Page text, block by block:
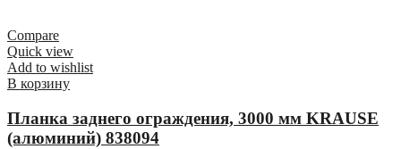
Compare
Quick view
Add to wishlist
В корзину
Планка заднего ограждения, 3000 мм KRAUSE
(алюминий) 838094